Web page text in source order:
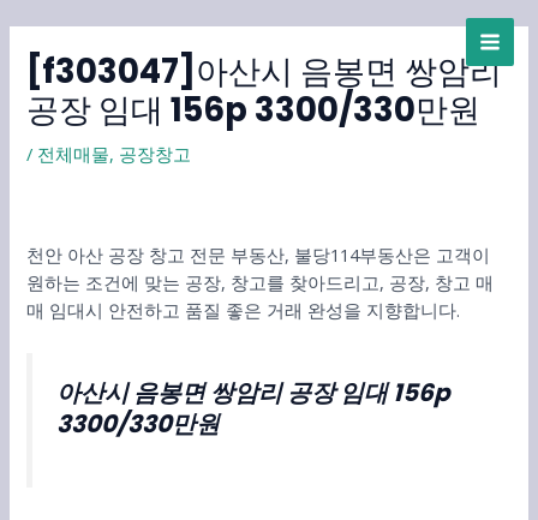
[f303047]아산시 음봉면 쌍암리
공장 임대 156p 3300/330만원
/ 전체매물, 공장창고
천안 아산 공장 창고 전문 부동산, 불당114부동산은 고객이
원하는 조건에 맞는 공장, 창고를 찾아드리고, 공장, 창고 매
매 임대시 안전하고 품질 좋은 거래 완성을 지향합니다.
아산시 음봉면 쌍암리 공장 임대 156p
3300/330만원